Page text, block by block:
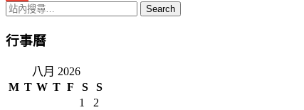
Gmail
行事曆
八月 2026
M T W T F S S
1
2